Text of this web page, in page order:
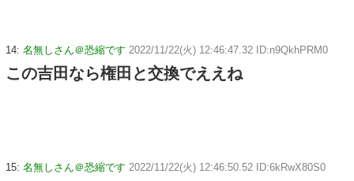
14: 名無しさん＠恐縮です 2022/11/22(火) 12:46:47.32 ID:n9QkhPRM0
この吉田なら権田と交換でええね
15: 名無しさん＠恐縮です 2022/11/22(火) 12:46:50.52 ID:6kRwX80S0